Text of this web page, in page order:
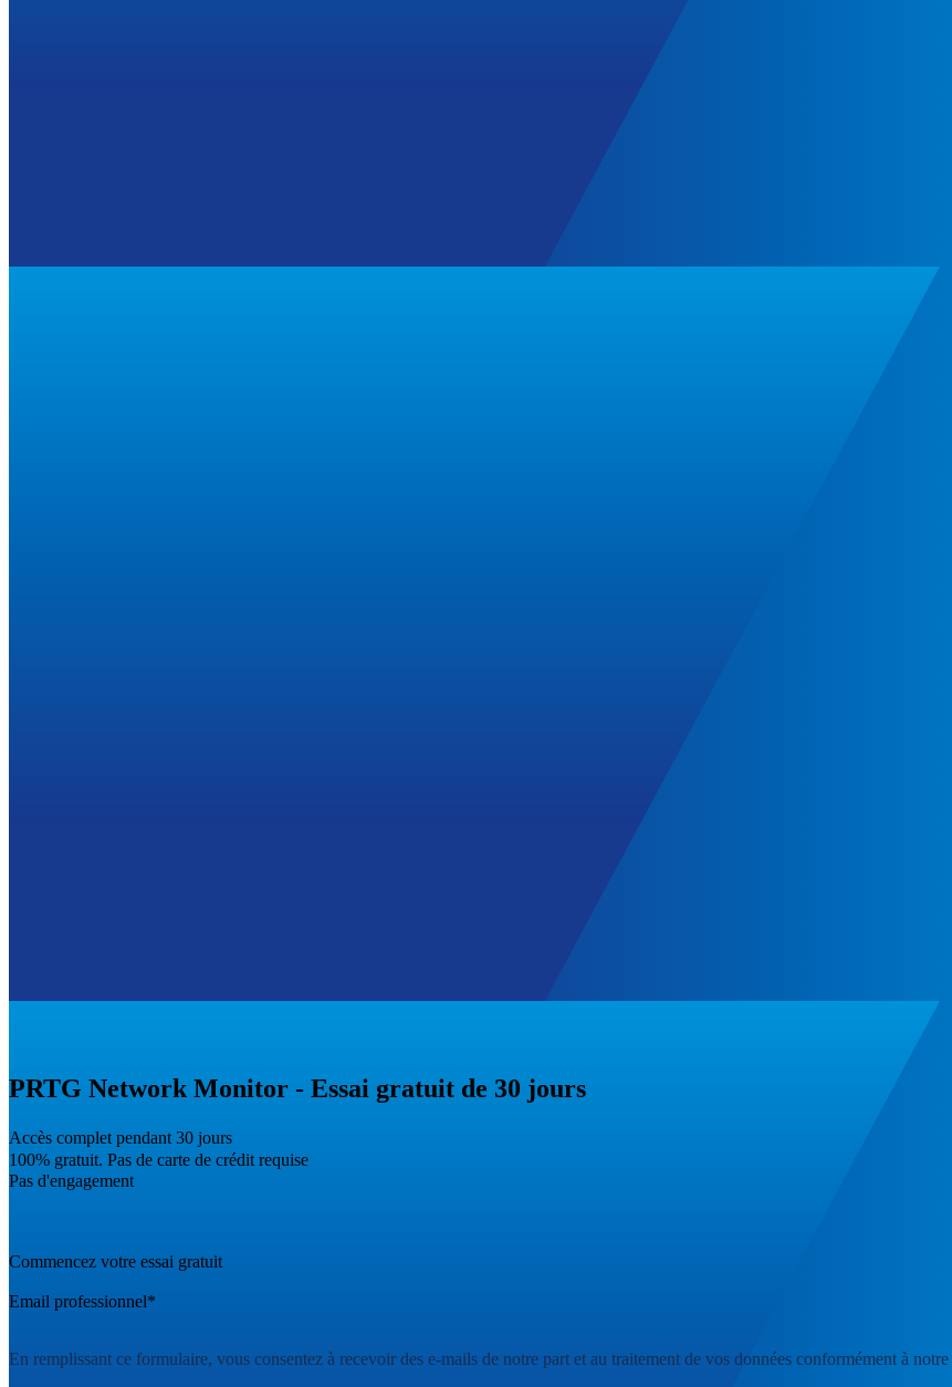
PRTG Network Monitor - Essai gratuit de 30 jours
Accès complet pendant 30 jours
100% gratuit. Pas de carte de crédit requise
Pas d'engagement
Commencez votre essai gratuit
Email professionnel*
En remplissant ce formulaire, vous consentez à recevoir des e-mails de notre part et au traitement de vos données conformément à notre